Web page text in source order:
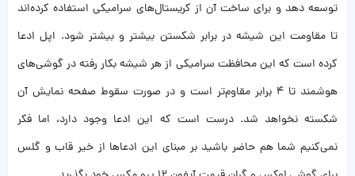
توسعه دهد و برای ساخت آن از کریستال‌های سرامیکی استفاده کرده‌اند
تا مقاومت این شیشه در برابر شکستن بیشتر و بیشتر شود. اپل ادعا
کرده است که این محافظت سرامیکی از هر شیشه‌ بکار رفته در گوشی‌های
هوشمند تا ۴ برابر مقاوم‌تر است و در صورت سقوط صفحه نمایش آن
شکسته نخواهد شد. درست است که این ادعا وجود دارد،‌ اما فکر
نمی‌کنیم شما هم حاضر باشید بر مبنای این ادعاها از خیر قاب و گلس